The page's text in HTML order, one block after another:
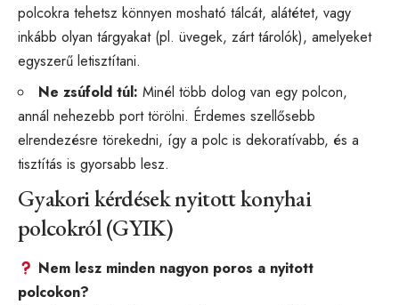
polcokra tehetsz könnyen mosható tálcát, alátétet, vagy
inkább olyan tárgyakat (pl. üvegek, zárt tárolók), amelyeket
egyszerű letisztítani.
Ne zsúfold túl: Minél több dolog van egy polcon,
annál nehezebb port törölni. Érdemes szellősebb
elrendezésre törekedni, így a polc is dekoratívabb, és a
tisztítás is gyorsabb lesz.
Gyakori kérdések nyitott konyhai
polcokról (GYIK)
Nem lesz minden nagyon poros a nyitott
polcokon?